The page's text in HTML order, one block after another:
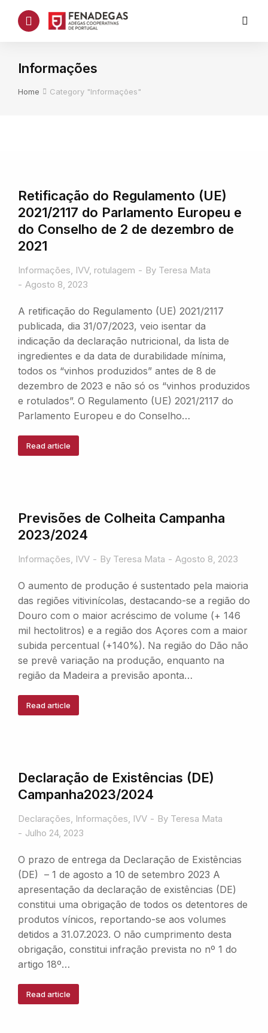
Informações
You are here:
Home Category "Informações"
Retificação do Regulamento (UE)
2021/2117 do Parlamento Europeu e
do Conselho de 2 de dezembro de
2021
Informações, IVV, rotulagem By Teresa Mata
Agosto 8, 2023
A retificação do Regulamento (UE) 2021/2117
publicada, dia 31/07/2023, veio isentar da
indicação da declaração nutricional, da lista de
ingredientes e da data de durabilidade mínima,
todos os “vinhos produzidos” antes de 8 de
dezembro de 2023 e não só os “vinhos produzidos
e rotulados”. O Regulamento (UE) 2021/2117 do
Parlamento Europeu e do Conselho…
Read article
Previsões de Colheita Campanha
2023/2024
Informações, IVV By Teresa Mata Agosto 8, 2023
O aumento de produção é sustentado pela maioria
das regiões vitivinícolas, destacando-se a região do
Douro com o maior acréscimo de volume (+ 146
mil hectolitros) e a região dos Açores com a maior
subida percentual (+140%). Na região do Dão não
se prevê variação na produção, enquanto na
região da Madeira a previsão aponta…
Read article
Declaração de Existências (DE)
Campanha2023/2024
Declarações, Informações, IVV By Teresa Mata
Julho 24, 2023
O prazo de entrega da Declaração de Existências
(DE) – 1 de agosto a 10 de setembro 2023 A
apresentação da declaração de existências (DE)
constitui uma obrigação de todos os detentores de
produtos vínicos, reportando-se aos volumes
detidos a 31.07.2023. O não cumprimento desta
obrigação, constitui infração prevista no nº 1 do
artigo 18º…
Read article